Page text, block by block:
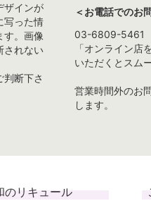
ザインが
写った情
す。画像
されない
断下さ
＜お電話でのお
03-6809-5461
「オンライン店
いただくとスム
営業時間外のお
します。
のリキュール